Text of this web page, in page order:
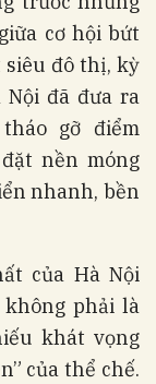
cơ hội bứt
siêu đô thị, kỳ
đã đưa ra
gỡ điểm
nền móng
nhanh, bền
của Hà Nội
phải là
khát vọng
của thể chế.